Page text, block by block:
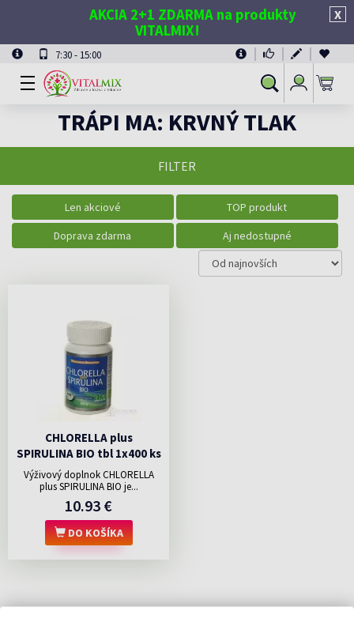
X
AKCIA 2+1 ZDARMA na produkty
VITALMIX!
7:30 - 15:00
Vyhľadávanie
Prihlásiť
sa
TRÁPI MA: KRVNÝ TLAK
FILTER
Len akciové
TOP produkt
Doprava zdarma
Aj nedostupné
CHLORELLA plus
SPIRULINA BIO tbl 1x400 ks
Výživový doplnok CHLORELLA
plus SPIRULINA BIO je...
10.93 €
DO KOŠÍKA